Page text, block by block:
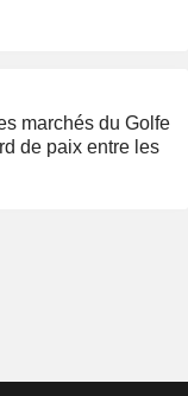
marchés du Golfe
de paix entre les